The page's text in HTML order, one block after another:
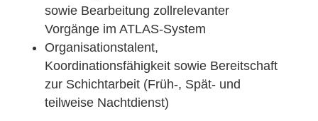
sowie Bearbeitung zollrelevanter
Vorgänge im ATLAS-System
Organisationstalent,
Koordinationsfähigkeit sowie Bereitschaft
zur Schichtarbeit (Früh-, Spät- und
teilweise Nachtdienst)